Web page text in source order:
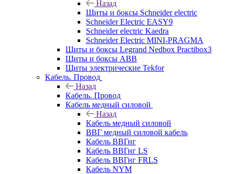
Назад
Щиты и боксы Schneider electric
Schneider Electric EASY9
Schneider electric Kaedra
Schneider Electric MINI-PRAGMA
Щиты и боксы Legrand Nedbox Practibox3
Щиты и боксы ABB
Щиты электрические Tekfor
Кабель. Провод
Назад
Кабель. Провод
Кабель медный силовой
Назад
Кабель медный силовой
ВВГ медный силовой кабель
Кабель ВВГнг
Кабель ВВГнг LS
Кабель ВВГнг FRLS
Кабель NYM